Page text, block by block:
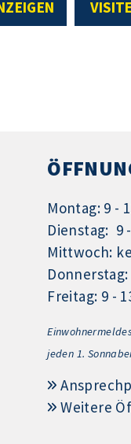
Montag: 9 -
Dienstag: 9
Mittwoch:
Freitag: 9 -
jeden 1.
Weitere